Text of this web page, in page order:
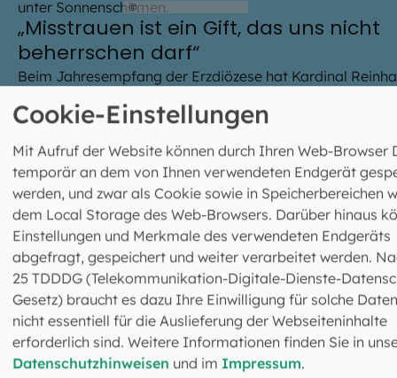
© Lennart Preiss / EOM
„Misstrauen ist ein Gift, das uns nicht
beherrschen darf“
Beim Jahresempfang der Erzdiözese hat Kardinal
den Zusammenhalt der Gesellschaft hervorgehoben. Mit
ihren „Pfarreien, Kindergärten und vielen weiteren
Einrichtungen“ könne sie zur „Überwindung der Angst
des Misstrauens“ beitragen.
WEITERE MELDUNGEN
Themen im Fokus
© Hendrik Steffens / EOM
Cookie-Einstellungen
Mit Aufruf der Website können durch Ihren Web-Browser
temporär an dem von Ihnen verwendeten Endgerät
werden, und zwar als Cookie sowie in Speicherbereichen
dem Local Storage des Web-Browsers. Darüber hinaus
Einstellungen und Merkmale des verwendeten Endgeräts
abgefragt, gespeichert und weiter verarbeitet werden.
25 TDDDG (Telekommunikation-Digitale-Dienste-
Gesetz) braucht es dazu Ihre Einwilligung für solche
nicht essentiell für die Auslieferung der Webseiteninhalte
erforderlich sind. Weitere Informationen finden Sie in
Datenschutzhinweisen und im Impressum.